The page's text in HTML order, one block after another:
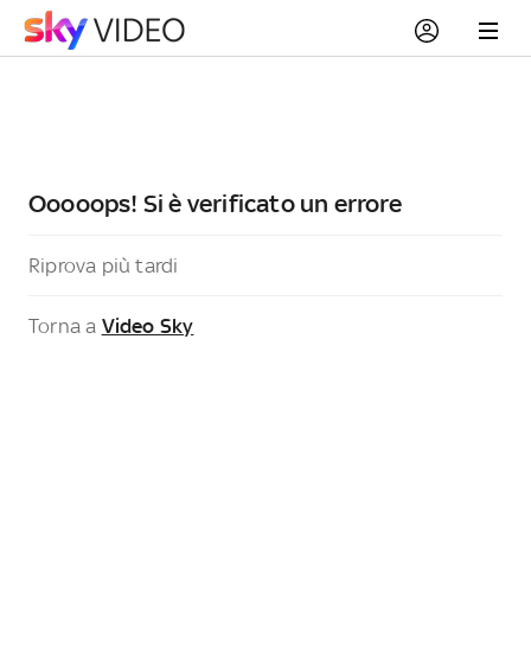
Ooooops! Si è verificato un errore
Riprova più tardi
Torna a Video Sky